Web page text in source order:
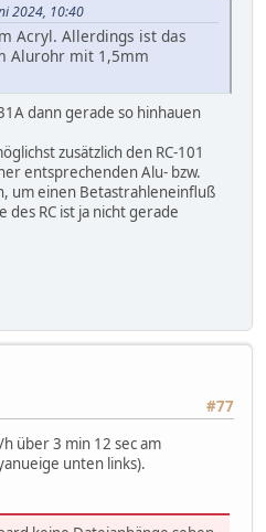
2024, 10:40
Acryl. Allerdings ist das
Alurohr mit 1,5mm
dann gerade so hinhauen
zusätzlich den RC-101
entsprechenden Alu- bzw.
um einen Betastrahleneinfluß
des RC ist ja nicht gerade
#77
über 3 min 12 sec am
unten links).